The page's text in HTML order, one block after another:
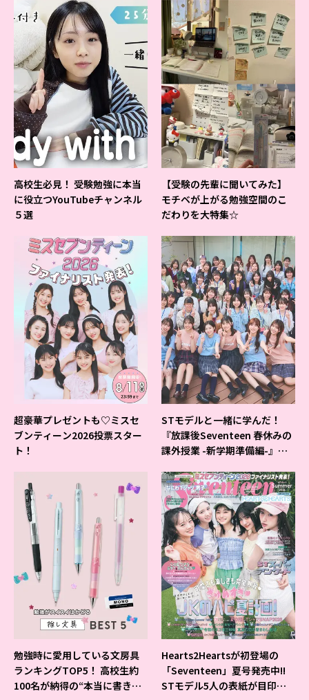
高校生必見！ 受験勉強に本当
に役立つYouTubeチャンネル
５選
【受験の先輩に聞いてみた】
モチベが上がる勉強空間のこ
だわりを大特集☆
超豪華プレゼントも♡ミスセ
ブンティーン2026投票スター
ト！
STモデルと一緒に学んだ！
『放課後Seventeen 春休みの
課外授業 -新学期準備編-』イ
勉強時に愛用している文房具
ランキングTOP5！ 高校生約
100名が納得の“本当に書きや
Hearts2Heartsが初登場の
「Seventeen」夏号発売中!!
STモデル5人の表紙が目印だ